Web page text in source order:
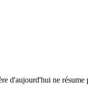
d'aujourd'hui ne résume